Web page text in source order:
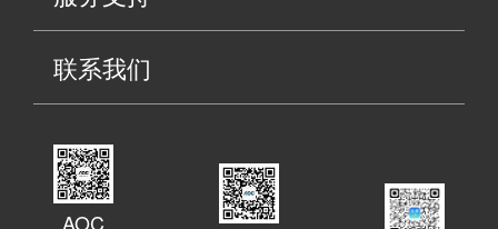
联系我们
AOC